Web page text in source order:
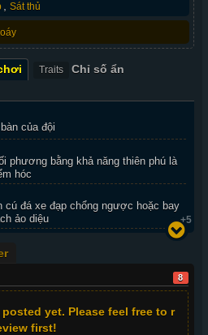
Sát thủ
Traits Chỉ số ẩn
của đội
phương bằng khả năng thiên phú là
hóc
cú đá xe đạp chổng ngược hoặc bay
ảo diệu
+5
8
yet. Please feel free to r
first!